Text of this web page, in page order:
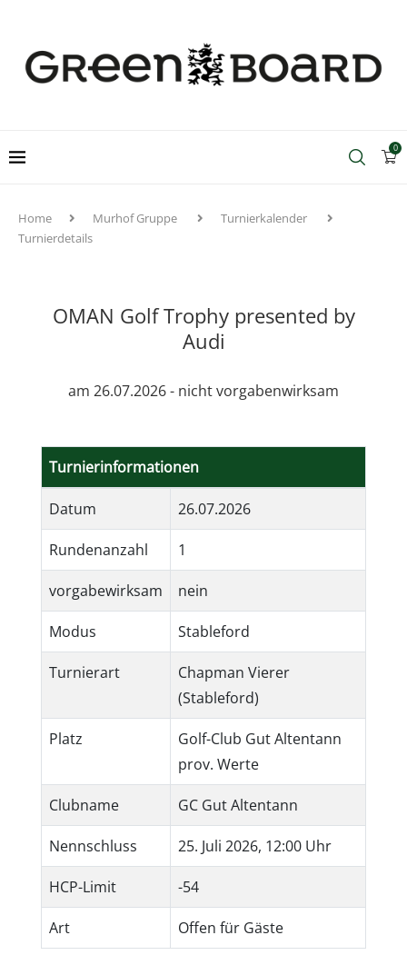
0
Home Murhof Gruppe
Turnierkalender
Turnierdetails
OMAN Golf Trophy presented by
Audi
am 26.07.2026 - nicht vorgabenwirksam
Turnierinformationen
Datum 26.07.2026
Rundenanzahl 1
vorgabewirksam nein
Modus Stableford
Turnierart
Chapman Vierer
(Stableford)
Platz
Golf-Club Gut Altentann
prov. Werte
Clubname GC Gut Altentann
Nennschluss 25. Juli 2026, 12:00 Uhr
HCP-Limit -54
Art Offen für Gäste